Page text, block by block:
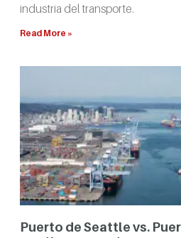
industria del transporte.
Read More »
Puerto de Seattle vs.